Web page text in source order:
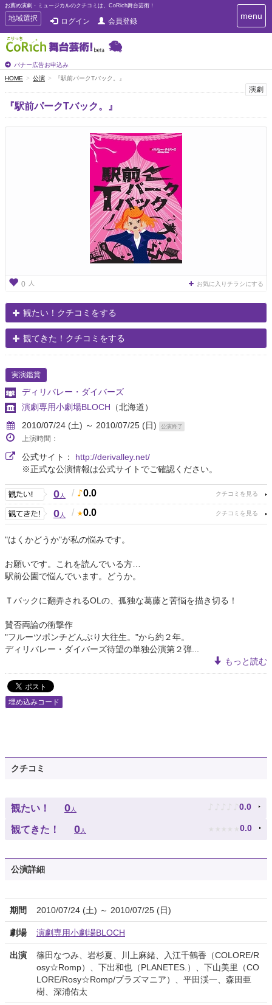
お薦め演劇・ミュージカルのクチコミは、CoRich舞台芸術！
T
o
g
g
e
n
a
v
地域選択 ログイン 会員登録
バナー広告お申込み
T
o
i
menu
HOME 公演 『駅前パークTバック。』
演劇
『駅前パークTバック。』
0 人 お気に入りチラシにする
観たい！クチコミをする
観てきた！クチコミをする
実演鑑賞
ディリバレー・ダイバーズ
演劇専用小劇場BLOCH （北海道）
2010/07/24 (土) ～ 2010/07/25 (日)
公演終了
上演時間：
公式サイト： http://derivalley.net/
※正式な公演情報は公式サイトでご確認ください。
0人 / 0.0
0人 / 0.0
"はくかどうか"が私の悩みです。
お願いです。これを読んでいる方…
駅前公園で悩んでいます。どうか。
Ｔバックに翻弄されるOLの、孤独な葛藤と苦悩を描き切る！
賛否両論の衝撃作
"フルーツポンチどんぶり大往生。"から約２年。
ディリバレー・ダイバーズ待望の単独公演第２弾...
もっと読む
埋め込みコード
クチコミ
観たい！ 0人 ♪ ♪ ♪ ♪ ♪ 0.0
観てきた！ 0人 ★ ★ ★ ★ ★ 0.0
公演詳細
期間 2010/07/24 (土) ～ 2010/07/25 (日)
劇場 演劇専用小劇場BLOCH
出演
篠田なつみ、岩杉夏、川上麻緒、入江千鶴香（COLORE/R
osy☆Romp）、下出和也（PLANETES.）、下山美里（CO
LORE/Rosy☆Romp/プラズマニア）、平田渓一、森田亜
樹、深浦佑太